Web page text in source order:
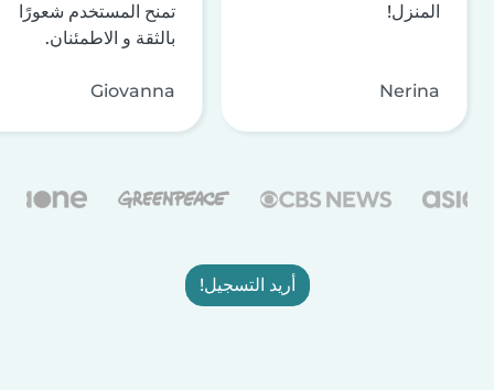
المنزل!
Nerina
تمنح المستخدم شعورًا
بالثقة و الاطمئنان.
Giovanna
أريد التسجيل!